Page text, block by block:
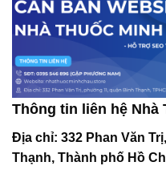
Thông tin liên hệ Nhà
Địa chỉ: 332 Phan Văn
Thạnh, Thành phố Hồ